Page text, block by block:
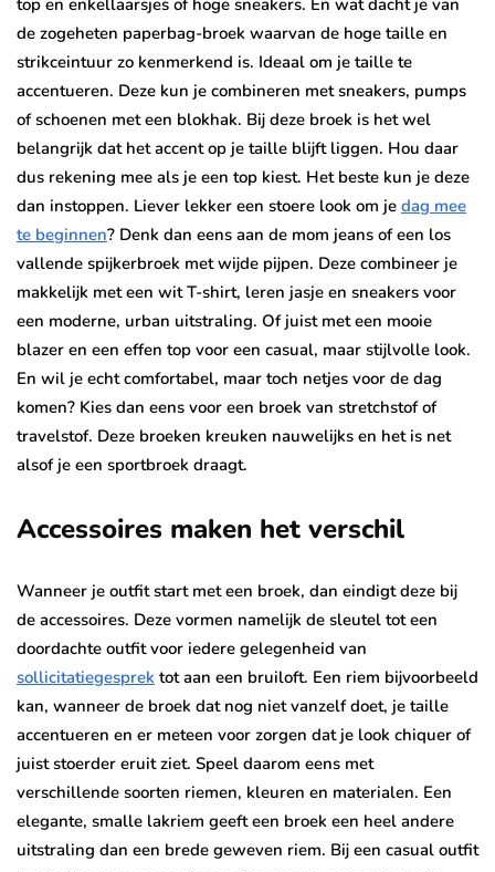
top en enkellaarsjes of hoge sneakers. En wat dacht je van
de zogeheten paperbag-broek waarvan de hoge taille en
strikceintuur zo kenmerkend is. Ideaal om je taille te
accentueren. Deze kun je combineren met sneakers, pumps
of schoenen met een blokhak. Bij deze broek is het wel
belangrijk dat het accent op je taille blijft liggen. Hou daar
dus rekening mee als je een top kiest. Het beste kun je deze
dan instoppen. Liever lekker een stoere look om je dag mee
te beginnen? Denk dan eens aan de mom jeans of een los
vallende spijkerbroek met wijde pijpen. Deze combineer je
makkelijk met een wit T-shirt, leren jasje en sneakers voor
een moderne, urban uitstraling. Of juist met een mooie
blazer en een effen top voor een casual, maar stijlvolle look.
En wil je echt comfortabel, maar toch netjes voor de dag
komen? Kies dan eens voor een broek van stretchstof of
travelstof. Deze broeken kreuken nauwelijks en het is net
alsof je een sportbroek draagt.
Accessoires maken het verschil
Wanneer je outfit start met een broek, dan eindigt deze bij
de accessoires. Deze vormen namelijk de sleutel tot een
doordachte outfit voor iedere gelegenheid van
sollicitatiegesprek tot aan een bruiloft. Een riem bijvoorbeeld
kan, wanneer de broek dat nog niet vanzelf doet, je taille
accentueren en er meteen voor zorgen dat je look chiquer of
juist stoerder eruit ziet. Speel daarom eens met
verschillende soorten riemen, kleuren en materialen. Een
elegante, smalle lakriem geeft een broek een heel andere
uitstraling dan een brede geweven riem. Bij een casual outfit